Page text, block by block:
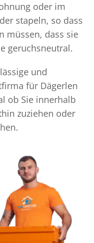
oder im
stapeln, so dass
müssen, dass sie
geruchsneutral.
und
für Dägerlen
ob Sie innerhalb
zuziehen oder